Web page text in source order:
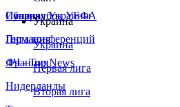
Сборная Украины
Италия
Германия
Франция
Нидерланды
Суперкубок УЕФА
Лига конференций
ЛЧ - Top News
Украина
Украина
Первая лига
Вторая лига